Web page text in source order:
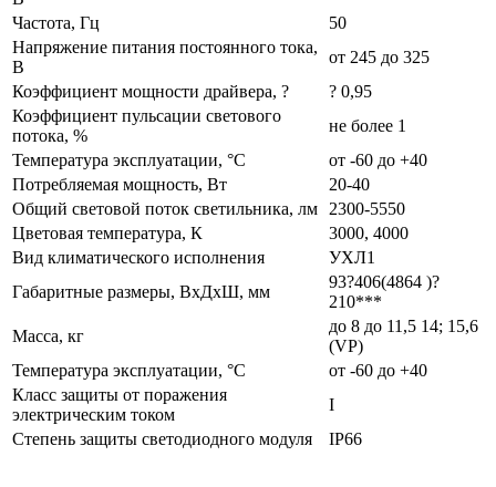
Частота, Гц
50
Напряжение питания постоянного тока,
В
от 245 до 325
Коэффициент мощности драйвера, ?
? 0,95
Коэффициент пульсации светового
потока, %
не более 1
Температура эксплуатации, °С
от -60 до +40
Потребляемая мощность, Вт
20-40
Общий световой поток светильника, лм
2300-5550
Цветовая температура, К
3000, 4000
Вид климатического исполнения
УХЛ1
Габаритные размеры, ВxДxШ, мм
93?406(4864 )?
210***
Масса, кг
до 8 до 11,5 14; 15,6
(VP)
Температура эксплуатации, °С
от -60 до +40
Класс защиты от поражения
электрическим током
I
Степень защиты светодиодного модуля
IP66